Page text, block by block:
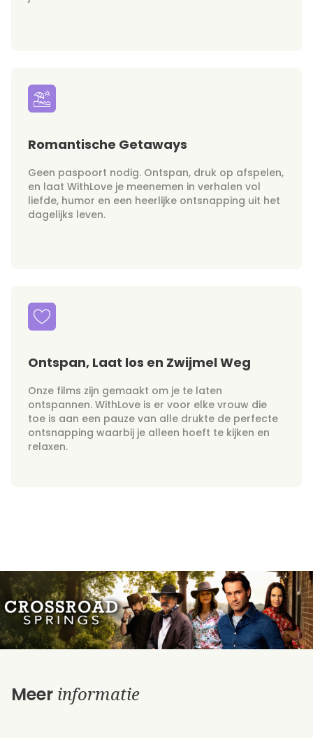
Romantische Getaways
Geen paspoort nodig. Ontspan, druk op afspelen,
en laat WithLove je meenemen in verhalen vol
liefde, humor en een heerlijke ontsnapping uit het
dagelijks leven.
Ontspan, Laat los en Zwijmel Weg
Onze films zijn gemaakt om je te laten
ontspannen. WithLove is er voor elke vrouw die
toe is aan een pauze van alle drukte de perfecte
ontsnapping waarbij je alleen hoeft te kijken en
relaxen.
Meer informatie